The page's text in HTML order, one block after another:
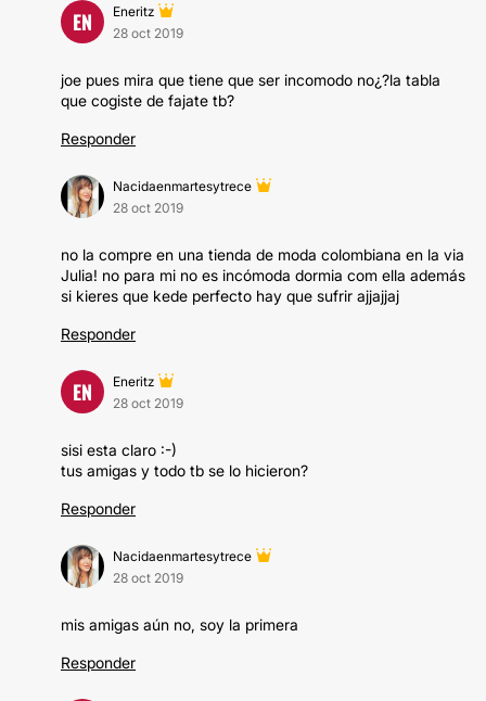
EN
Eneritz
28 oct 2019
joe pues mira que tiene que ser incomodo no¿?la tabla
que cogiste de fajate tb?
Responder
Nacidaenmartesytrece
28 oct 2019
no la compre en una tienda de moda colombiana en la via
Julia! no para mi no es incómoda dormia com ella además
si kieres que kede perfecto hay que sufrir ajjajjaj
Responder
EN
Eneritz
28 oct 2019
sisi esta claro :-)
tus amigas y todo tb se lo hicieron?
Responder
Nacidaenmartesytrece
28 oct 2019
mis amigas aún no, soy la primera
Responder